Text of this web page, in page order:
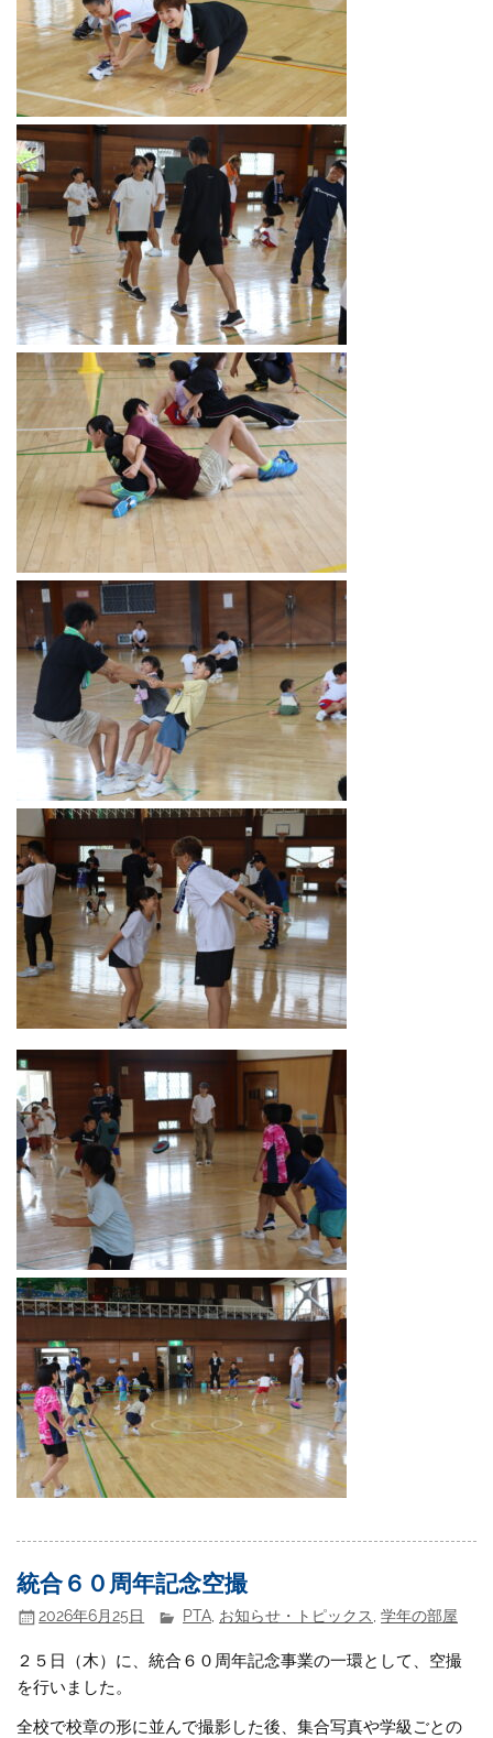
統合６０周年記念空撮
2026年6月25日 PTA, お知らせ・トピックス,学年の部屋
２５日（木）に、統合６０周年記念事業の一環として、空撮
を行いました。
全校で校章の形に並んで撮影した後、集合写真や学級ごとの